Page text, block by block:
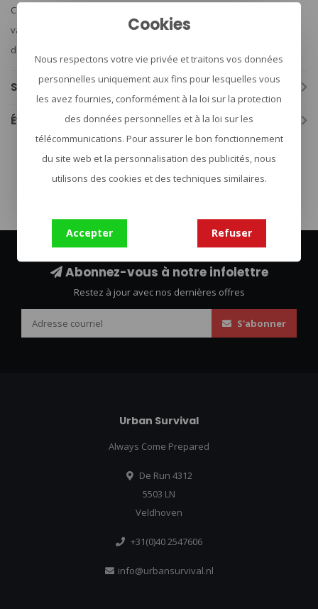
CORDURA® in vezeldikte 700 den combineert de hoge slijtvastheid
van het klassieke 1000 den-weefsel met de lichtheid van het 500
den-weefsel.
Spécifications
Évaluations
ehbo set(31) Tasmanian Tiger(567)
Abonnez-vous à notre infolettre
Restez à jour avec nos dernières offres
S'abonner
Urban Survival
Always Come Prepared
De Run 4312
5503 LN
Veldhoven
+31(0)40 2547606
info@urbansurvival.nl
Cookies
Nous respectons votre vie privée et traitons vos données
personnelles uniquement aux fins pour lesquelles vous
les avez fournies, conformément à la loi sur la protection
des données personnelles et à la loi sur les
télécommunications. Pour assurer le bon fonctionnement
du site web et la personnalisation des publicités, nous
utilisons des cookies et des techniques similaires.
Accepter Refuser